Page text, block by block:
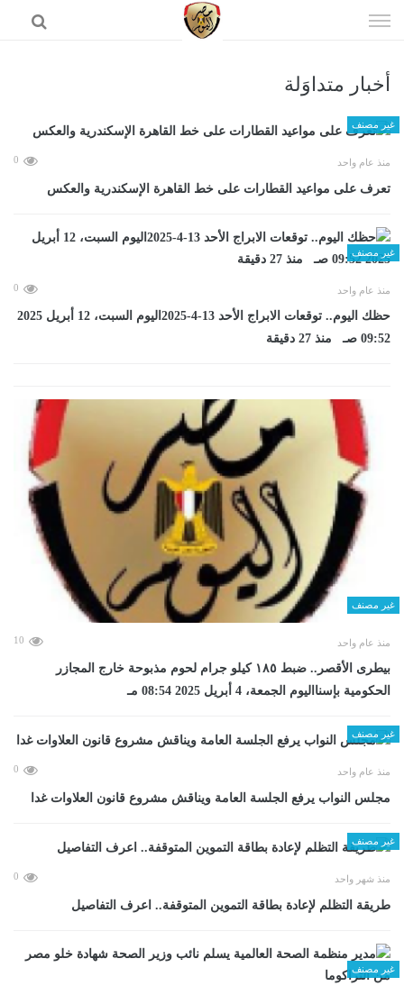
الى
أخبار متداوَلة
غير مصنف
منذ عام واحد 0
تعرف على مواعيد القطارات على خط القاهرة الإسكندرية والعكس
غير مصنف
منذ عام واحد 0
حظك اليوم.. توقعات الابراج الأحد 13-4-2025اليوم السبت، 12 أبريل 2025
09:52 صـ منذ 27 دقيقة
غير مصنف
منذ عام واحد 10
بيطرى الأقصر.. ضبط ١٨٥ كيلو جرام لحوم مذبوحة خارج المجازر
الحكومية بإسنااليوم الجمعة، 4 أبريل 2025 08:54 مـ
غير مصنف
منذ عام واحد 0
مجلس النواب يرفع الجلسة العامة ويناقش مشروع قانون العلاوات غدا
غير مصنف
منذ شهر واحد 0
طريقة التظلم لإعادة بطاقة التموين المتوقفة.. اعرف التفاصيل
غير مصنف